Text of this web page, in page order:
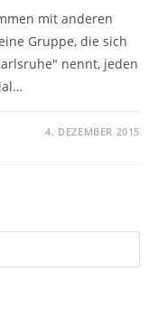
mit anderen
Gruppe, die sich
nennt, jeden
4. DEZEMBER 2015